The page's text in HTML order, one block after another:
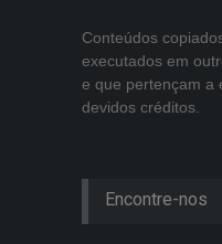
Conteúdos
executados em
e que pertençam a
devidos créditos.
Encontre-nos